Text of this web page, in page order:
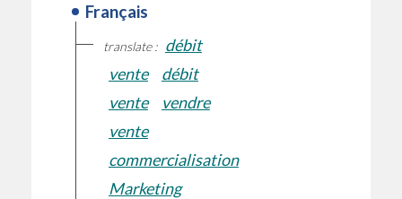
Français
translate : débit
vente
débit
vente
vendre
vente
commercialisation
Marketing